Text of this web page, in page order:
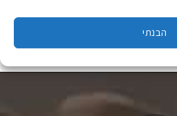
הבנתי
מספר
ניתן
לבחור